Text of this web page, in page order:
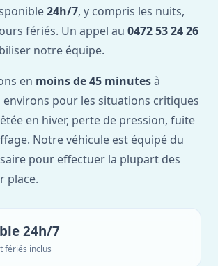
24h/7, y compris les nuits,
fériés. Un appel au 0472 53 24 26
notre équipe.
en moins de 45 minutesà
environs pour les situations critiques
en hiver, perte de pression, fuite
Notre véhicule est équipé du
pour effectuer la plupart des
place.
24h/7
fériés inclus